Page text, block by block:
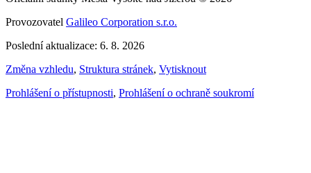
Provozovatel Galileo Corporation s.r.o.
Poslední aktualizace: 6. 8. 2026
Změna vzhledu, Struktura stránek, Vytisknout
Prohlášení o přístupnosti, Prohlášení o ochraně soukromí